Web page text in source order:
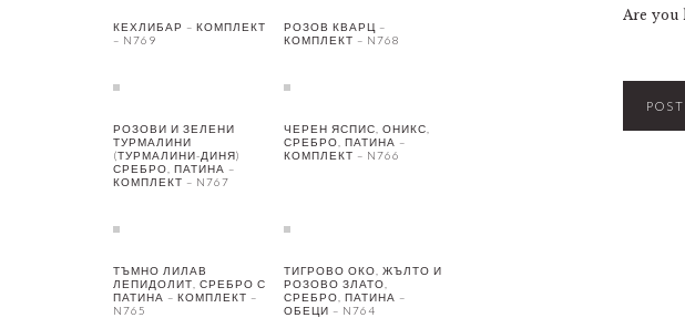
Are you
КЕХЛИБАР – КОМПЛЕКТ
– N769
РОЗОВ КВАРЦ –
КОМПЛЕКТ – N768
РОЗОВИ И ЗЕЛЕНИ
ТУРМАЛИНИ
(ТУРМАЛИНИ-ДИНЯ)
СРЕБРО, ПАТИНА –
КОМПЛЕКТ – N767
ЧЕРЕН ЯСПИС, ОНИКС,
СРЕБРО, ПАТИНА –
КОМПЛЕКТ – N766
ТЪМНО ЛИЛАВ
ЛЕПИДОЛИТ, СРЕБРО С
ПАТИНА – КОМПЛЕКТ –
N765
ТИГРОВО ОКО, ЖЪЛТО И
РОЗОВО ЗЛАТО,
СРЕБРО, ПАТИНА –
ОБЕЦИ – N764